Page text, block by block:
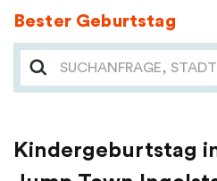
Bester Geburtstag
Kindergeburtstag